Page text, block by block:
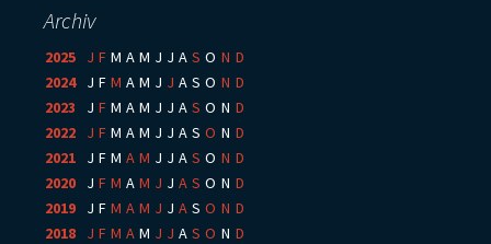
Archiv
2025 J F M A M J J A S O N D
2024: J F M A M J J A S O N D
2023
J F M A M J J A S O N D
2022
J F M A M J J A S O N D
2021
J F M A M J J A S O N D
2020
J F M A M J J A S O N D
2019
J F M A M J J A S O N D
2018
J F M A M J J A S O N D